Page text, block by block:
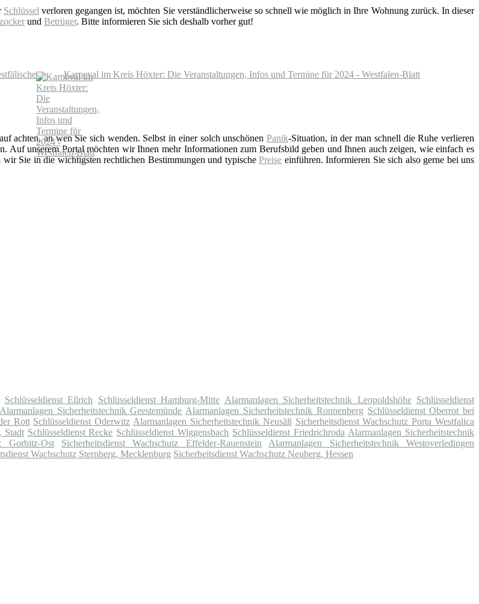
Schlüssel verloren gegangen ist, möchten Sie verständlicherweise so schnell wie möglich in Ihre Wohnung zurück. In dieser
und Betrüger. Bitte informieren Sie sich deshalb vorher gut!
Karneval im Kreis Höxter: Die Veranstaltungen, Infos und Termine für 2024 - Westfalen-Blatt
achten, an wen Sie sich wenden. Selbst in einer solch unschönenPanik-Situation, in der man schnell die Ruhe verlieren
Auf unserem Portal möchten wir Ihnen mehr Informationen zum Berufsbild geben und Ihnen auch zeigen, wie einfach es
wir Sie in die wichtigsten rechtlichen Bestimmungen und typischePreise einführen. Informieren Sie sich also gerne bei uns
Schlüsseldienst Ellrich Schlüsseldienst Hamburg-Mitte Alarmanlagen Sicherheitstechnik Leopoldshöhe Schlüsseldienst
Alarmanlagen Sicherheitstechnik Geestemünde Alarmanlagen Sicherheitstechnik Ronnenberg Schlüsseldienst Oberrot bei
Rott Schlüsseldienst Oderwitz Alarmanlagen Sicherheitstechnik Neusäß Sicherheitsdienst Wachschutz Porta Westfalica
Stadt Schlüsseldienst Recke Schlüsseldienst Wiggensbach Schlüsseldienst Friedrichroda Alarmanlagen Sicherheitstechnik
Gorbitz-Ost Sicherheitsdienst Wachschutz Effelder-Rauenstein
Alarmanlagen Sicherheitstechnik Westoverledingen
Wachschutz Sternberg, Mecklenburg Sicherheitsdienst Wachschutz Neuberg, Hessen